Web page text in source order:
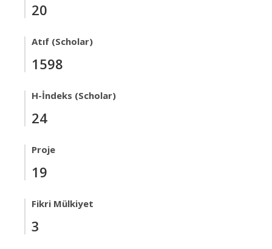
20
Atıf (Scholar)
1598
H-İndeks (Scholar)
24
Proje
19
Fikri Mülkiyet
3